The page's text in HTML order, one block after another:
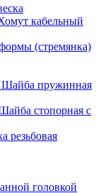
кабельный
(стремянка)
Шайба пружинная
стопорная с
резьбовая